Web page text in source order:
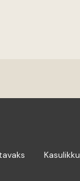
Kasulikku